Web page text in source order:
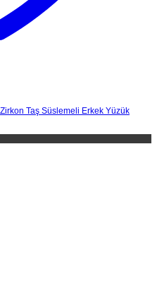
Taş Süslemeli Erkek Yüzük